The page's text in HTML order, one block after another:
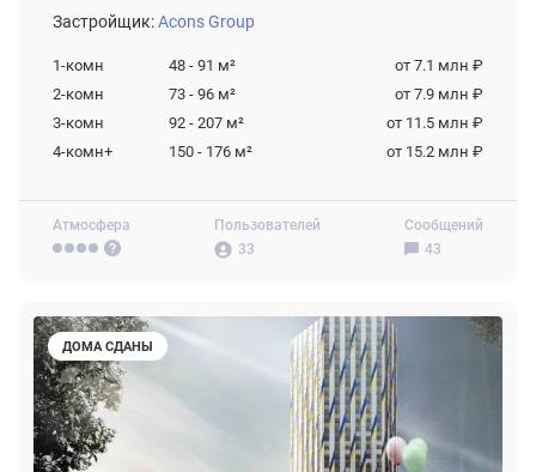
Атмосфера
Пользователей
33
Сообщений
43
Застройщик:Acons Group
1-комн 48 - 91 м²
от 7.1 млн ₽
2-комн
73 - 96 м²
от 7.9 млн ₽
3-комн
92 - 207 м²
от 11.5 млн ₽
4-комн+
150 - 176 м² от 15.2 млн ₽
ДОМА СДАНЫ